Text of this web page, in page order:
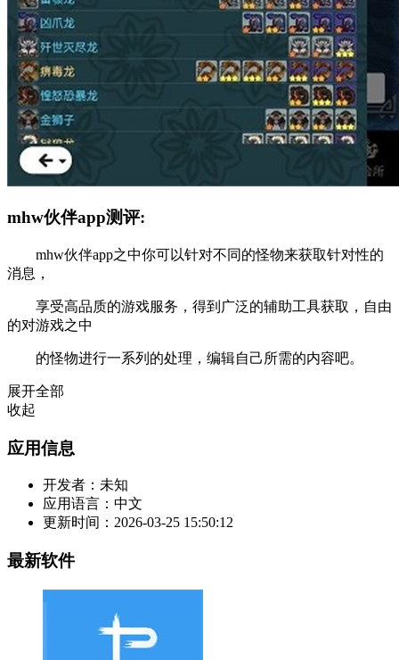
mhw伙伴app测评:
mhw伙伴app之中你可以针对不同的怪物来获取针对性的
消息，
享受高品质的游戏服务，得到广泛的辅助工具获取，自由
的对游戏之中
的怪物进行一系列的处理，编辑自己所需的内容吧。
展开全部
收起
应用信息
开发者： 未知
应用语言： 中文
更新时间： 2026-03-25 15:50:12
最新软件